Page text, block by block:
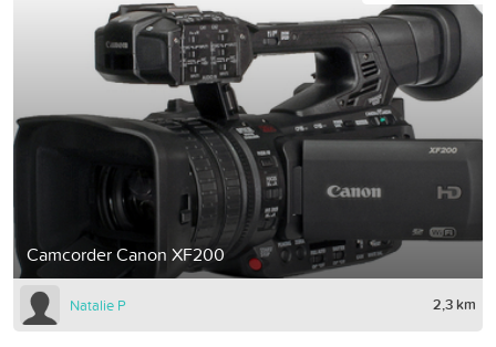
Camcorder Canon XF200
Natalie P 2,3 km